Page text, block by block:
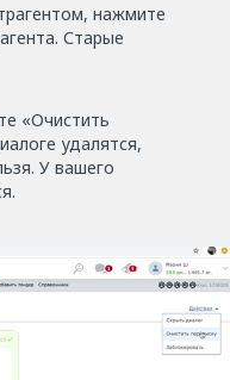
нажмите
Старые
«Очистить
удалятся,
У вашего